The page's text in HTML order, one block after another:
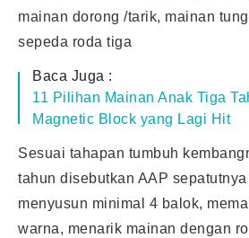
mainan dorong /tarik, mainan
sepeda roda tiga
Baca Juga :
11 Pilihan Mainan Anak Tiga
Magnetic Block yang Lagi Hit
Sesuai tahapan tumbuh
tahun disebutkan AAP
menyusun minimal 4 balok,
warna, menarik mainan dengan